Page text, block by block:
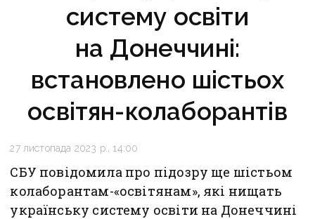
систему освіти
на Донеччині:
встановлено шістьох
освітян-колаборантів
27 листопада 2023 р., 14:00
СБУ повідомила про підозру ще шістьом
колаборантам-«освітянам», які нищать
українську систему освіти на Донеччині